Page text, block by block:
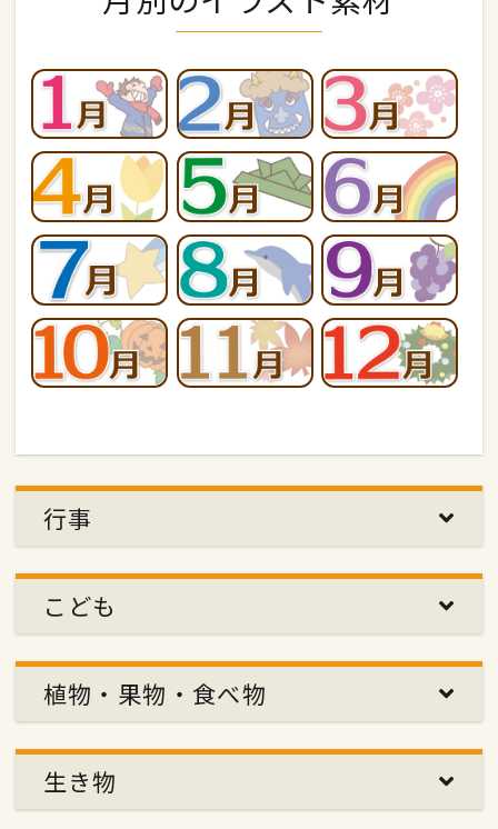
行事
こども
植物・果物・食べ物
生き物